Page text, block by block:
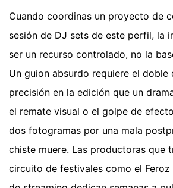
Cuando coordinas un proyecto de
sesión de DJ sets de este perfil, la
ser un recurso controlado, no la
Un guion absurdo requiere el doble
precisión en la edición que un
el remate visual o el golpe de
dos fotogramas por una mala
chiste muere. Las productoras que
circuito de festivales como el